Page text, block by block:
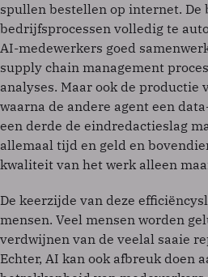
spullen bestellen op internet. De
bedrijfsprocessen volledig te
AI-medewerkers goed
supply chain management
analyses. Maar ook de productie
waarna de andere agent een
een derde de eindredactieslag
allemaal tijd en geld en
kwaliteit van het werk alleen
De keerzijde van deze
mensen. Veel mensen worden
verdwijnen van de veelal saaie
Echter, AI kan ook afbreuk doen